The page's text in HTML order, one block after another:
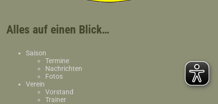
Alles auf einen Blick…
Saison
Termine
Nachrichten
Fotos
Verein
Vorstand
Trainer